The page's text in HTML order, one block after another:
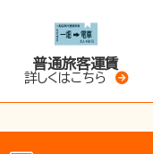
普通旅客運賃
詳しくはこちら